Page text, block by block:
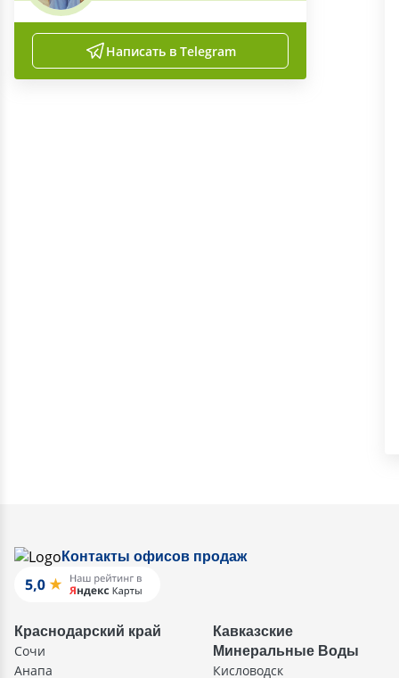
Написать в Telegram
Контакты офисов продаж
Краснодарский край
Сочи
Анапа
Кавказские
Минеральные Воды
Кисловодск